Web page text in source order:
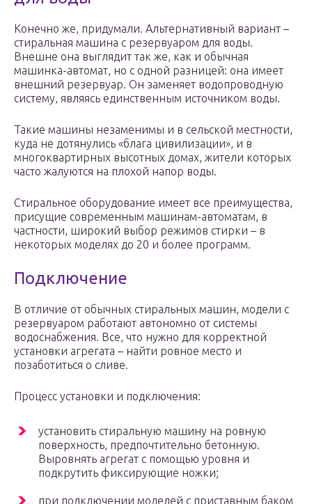
Конечно же, придумали. Альтернативный вариант –
стиральная машина с резервуаром для воды.
Внешне она выглядит так же, как и обычная
машинка-автомат, но с одной разницей: она имеет
внешний резервуар. Он заменяет водопроводную
систему, являясь единственным источником воды.
Такие машины незаменимы и в сельской местности,
куда не дотянулись «блага цивилизации», и в
многоквартирных высотных домах, жители которых
часто жалуются на плохой напор воды.
Стиральное оборудование имеет все преимущества,
присущие современным машинам-автоматам, в
частности, широкий выбор режимов стирки – в
некоторых моделях до 20 и более программ.
Подключение
В отличие от обычных стиральных машин, модели с
резервуаром работают автономно от системы
водоснабжения. Все, что нужно для корректной
установки агрегата – найти ровное место и
позаботиться о сливе.
Процесс установки и подключения:
установить стиральную машину на ровную
поверхность, предпочтительно бетонную.
Выровнять агрегат с помощью уровня и
подкрутить фиксирующие ножки;
при подключении моделей с приставным баком